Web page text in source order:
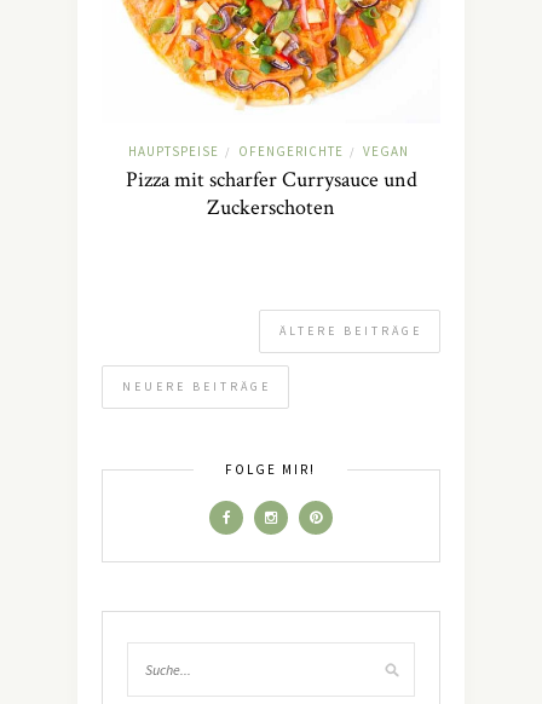
HAUPTSPEISE / OFENGERICHTE / VEGAN
Pizza mit scharfer Currysauce und
Zuckerschoten
ÄLTERE BEITRÄGE
NEUERE BEITRÄGE
FOLGE MIR!